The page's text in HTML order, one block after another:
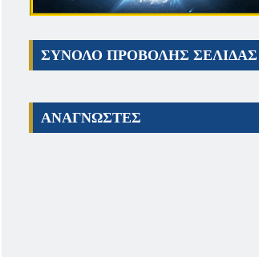
ΣΥΝΟΛΟ ΠΡΟΒΟΛΗΣ ΣΕΛΙΔΑΣ
ΑΝΑΓΝΩΣΤΕΣ